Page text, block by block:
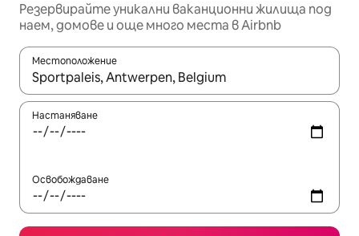
Резервирайте уникални ваканционни жилища под
наем, домове и още много места в Airbnb
Местоположение
Когато резултатите се покажат, използвайте
Настаняване
Освобождаване